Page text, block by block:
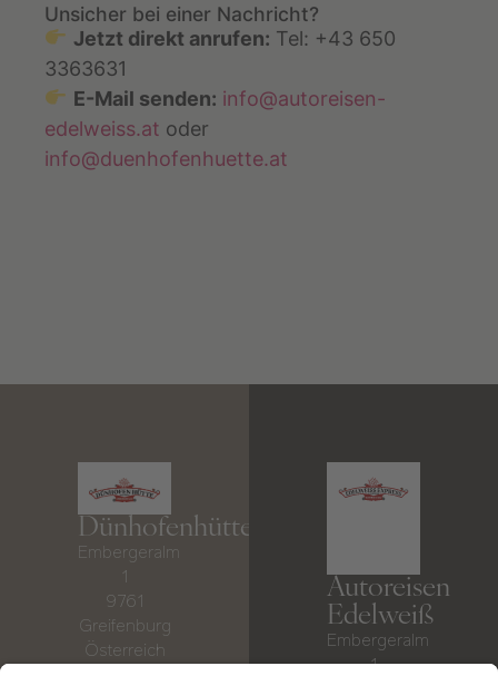
Unsicher bei einer Nachricht?
Jetzt direkt anrufen: Tel: +43 650
3363631
E-Mail senden: info@autoreisen-
edelweiss.at oder
info@duenhofenhuette.at
Dünhofenhütte
Embergeralm
9761
Greifenburg
Österreich
Autoreisen
Edelweiß
Embergeralm
1